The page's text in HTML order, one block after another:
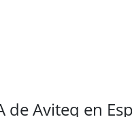
de Aviteq en